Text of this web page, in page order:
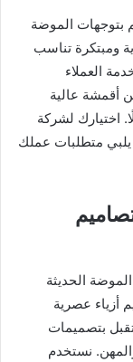
بتوجهات الموضة
ومبتكرة تناسب
العملاء
أقمشة عالية
اختيارك لشركة
متطلبات عملك
الحديثة
أزياء عصرية
بتصميمات
نستخدم